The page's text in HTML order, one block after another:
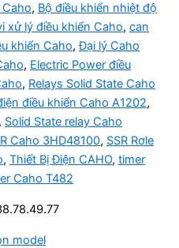
, Bộ điều khiển nhiệt độ
xử lý điều khiển Caho, can
khiển Caho,Đại lý Caho
, Electric Power điều
, Relays Solid State Caho
điều khiển Caho A1202,
, Solid State relay Caho
Caho 3HD48100, SSR Rơle
, Thiết Bị Điện CAHO, timer
Caho T482
model